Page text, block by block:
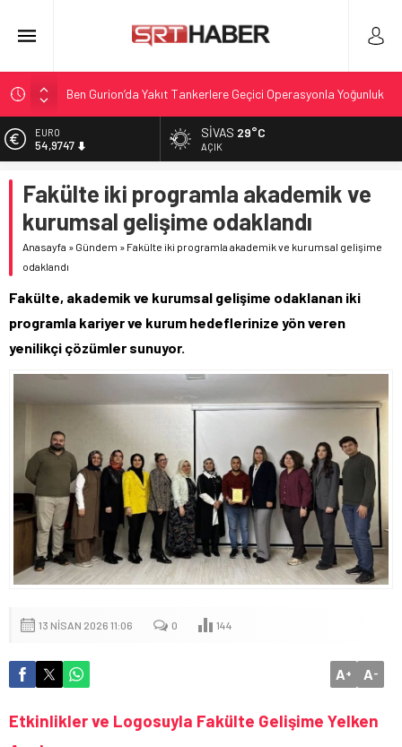
Ben Gurion’da Yakıt Tankerlere Geçici Operasyonla Yoğunluk
Tahliye Davası ve Alt Kiralama İddiası: Reçber Çifti Ata
Nadir Kanserle Mücadele: Sydney Towle Hayatını Kaybetti
Antalya’da Kris Bennett: 4. Evre Beyin Tümörüyle Mücadele
Reçberler Ata Demirağ’a karşı tahliye davası açtı
ALTIN
6.499,25
13.798,82
DOLAR
47,5921
EURO
SIVAS 29°C
AÇIK
Fakülte iki programla akademik ve
kurumsal gelişime odaklandı
Anasayfa » Gündem » Fakülte iki programla akademik ve kurumsal gelişime
odaklandı
Fakülte, akademik ve kurumsal gelişime odaklanan iki
programla kariyer ve kurum hedeflerinize yön veren
yenilikçi çözümler sunuyor.
13 NISAN 2026 11:06 0 144
A+ A-
Etkinlikler ve Logosuyla Fakülte Gelişime Yelken